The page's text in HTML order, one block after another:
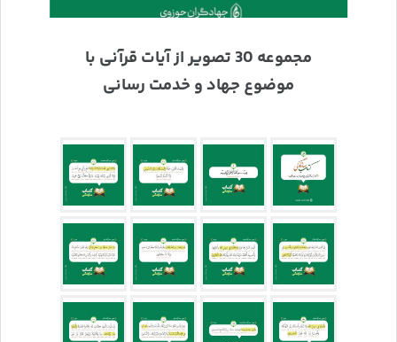
مجموعه 30 تصویر از آیات قرآنی با
موضوع جهاد و خدمت رسانی